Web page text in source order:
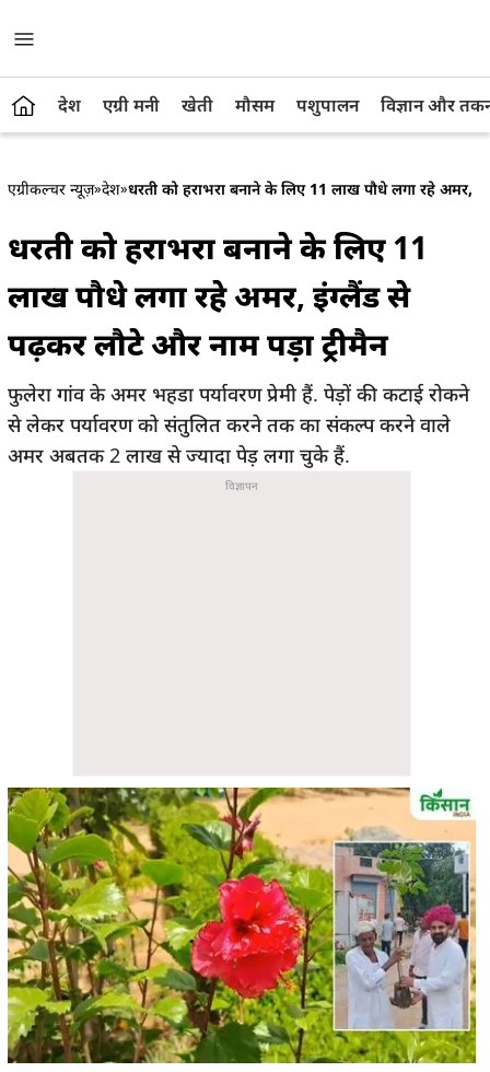
देश एग्री मनी खेती मौसम पशुपालन विज्ञान और
एग्रीकल्चर न्यूज़»देश»धरती को हराभरा बनाने के लिए 11 लाख पौधे लगा रहे अमर,
धरती को हराभरा बनाने के लिए 11
लाख पौधे लगा रहे अमर, इंग्लैंड से
पढ़कर लौटे और नाम पड़ा ट्रीमैन
फुलेरा गांव के अमर भहडा पर्यावरण प्रेमी हैं. पेड़ों की कटाई रोकने
से लेकर पर्यावरण को संतुलित करने तक का संकल्प करने वाले
अमर अबतक 2 लाख से ज्यादा पेड़ लगा चुके हैं.